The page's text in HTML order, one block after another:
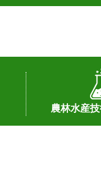
農林水産
センターの話
私の試験研究
試験研究課題
第6期中期業務
オンライン研
刊行物
知的財産に関